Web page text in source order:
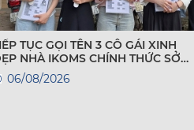
TỤC GỌI TÊN 3 CÔ GÁI XINH
NHÀ IKOMS CHÍNH THỨC SỞ
VISA DU HỌC HÀN QUỐC!
06/08/2026